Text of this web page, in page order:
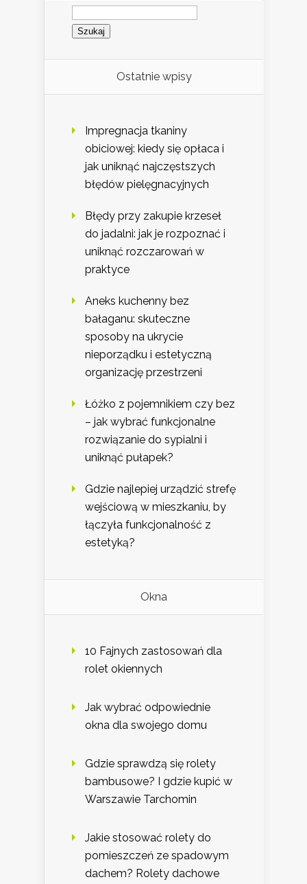
Szukaj:
Ostatnie wpisy
Impregnacja tkaniny
obiciowej: kiedy się opłaca i
jak uniknąć najczęstszych
błędów pielęgnacyjnych
Błędy przy zakupie krzeseł
do jadalni: jak je rozpoznać i
uniknąć rozczarowań w
praktyce
Aneks kuchenny bez
bałaganu: skuteczne
sposoby na ukrycie
nieporządku i estetyczną
organizację przestrzeni
Łóżko z pojemnikiem czy bez
– jak wybrać funkcjonalne
rozwiązanie do sypialni i
uniknąć pułapek?
Gdzie najlepiej urządzić strefę
wejściową w mieszkaniu, by
łączyła funkcjonalność z
estetyką?
Okna
10 Fajnych zastosowań dla
rolet okiennych
Jak wybrać odpowiednie
okna dla swojego domu
Gdzie sprawdzą się rolety
bambusowe? I gdzie kupić w
Warszawie Tarchomin
Jakie stosować rolety do
pomieszczeń ze spadowym
dachem? Rolety dachowe